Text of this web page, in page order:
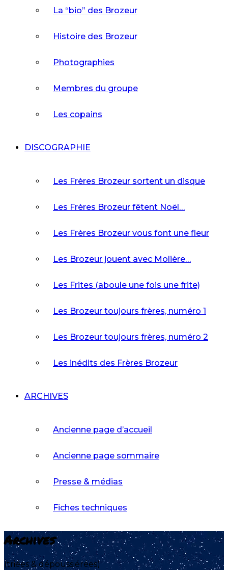
La “bio” des Brozeur
Histoire des Brozeur
Photographies
Membres du groupe
Les copains
DISCOGRAPHIE
Les Frères Brozeur sortent un disque
Les Frères Brozeur fêtent Noël…
Les Frères Brozeur vous font une fleur
Les Brozeur jouent avec Molière…
Les Frites (aboule une fois une frite)
Les Brozeur toujours frères, numéro 1
Les Brozeur toujours frères, numéro 2
Les inédits des Frères Brozeur
ARCHIVES
Ancienne page d’accueil
Ancienne page sommaire
Presse & médias
Fiches techniques
Archives
(triées & dépoussiérées)